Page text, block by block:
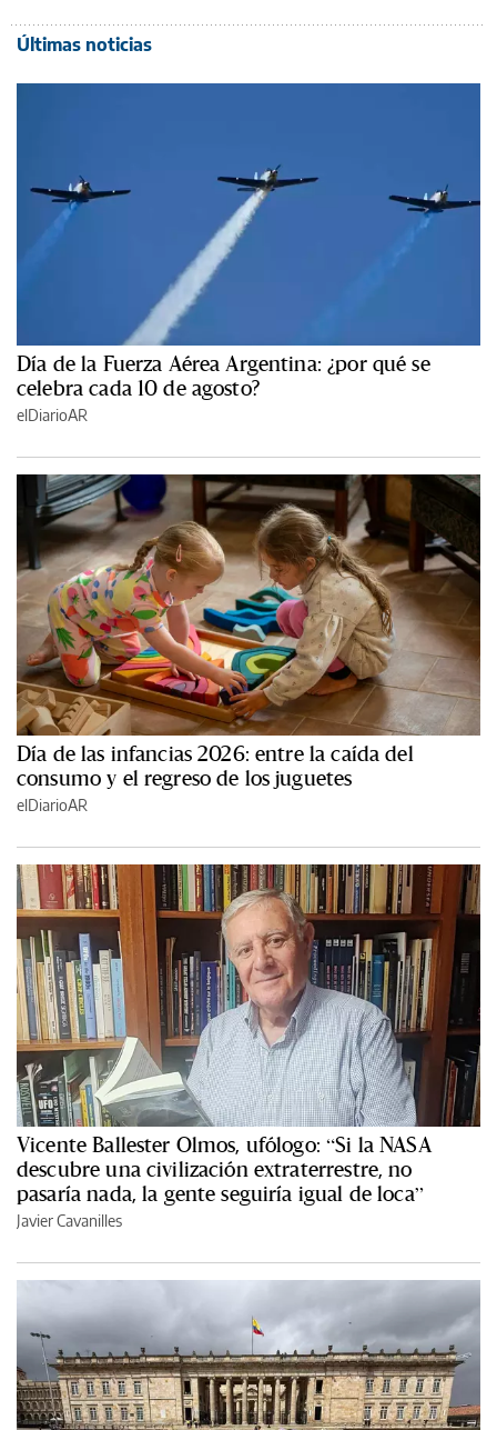
Últimas noticias
Día de la Fuerza Aérea Argentina: ¿por qué se
celebra cada 10 de agosto?
elDiarioAR
Día de las infancias 2026: entre la caída del
consumo y el regreso de los juguetes
elDiarioAR
Vicente Ballester Olmos, ufólogo: “Si la NASA
descubre una civilización extraterrestre, no
pasaría nada, la gente seguiría igual de loca”
Javier Cavanilles